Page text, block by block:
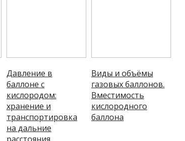
Давление в
баллоне с
кислородом:
хранение и
транспортировка
на дальние
Виды и объёмы
газовых баллонов.
Вместимость
кислородного
баллона